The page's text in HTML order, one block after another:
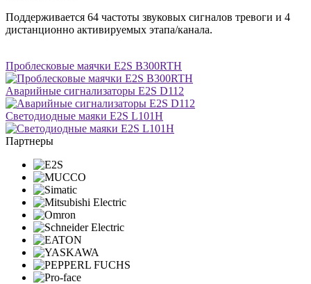
Поддерживается 64 частоты звуковых сигналов тревоги и 4
дистанционно активируемых этапа/канала.
Проблесковые маячки E2S B300RTH
Аварийные сигнализаторы E2S D112
Светодиодные маяки E2S L101H
Партнеры